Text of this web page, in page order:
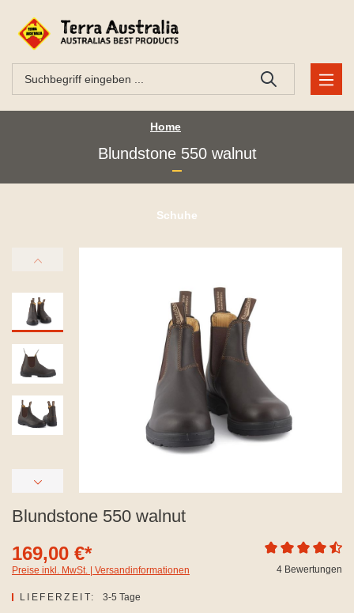
Home
Blundstone 550 walnut
Schuhe
Blundstone 550 walnut
169,00 €*
Preise inkl. MwSt. | Versandinformationen 4 Bewertungen
LIEFERZEIT:
3-5 Tage